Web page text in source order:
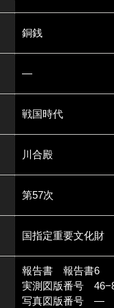
銅銭
―
戦国時代
川合殿
第57次
国指定重要文化財
報告書 報告書6
実測図版番号
写真図版番号 ―